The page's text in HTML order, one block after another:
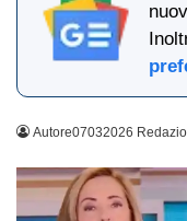
Autore07032026